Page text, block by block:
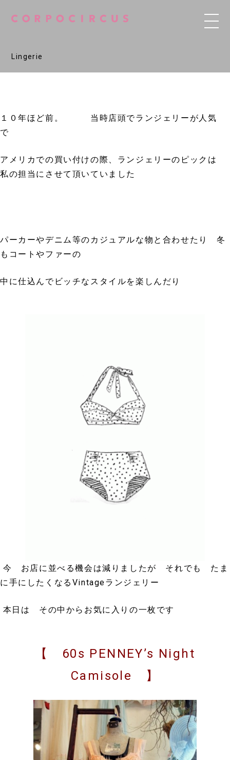
Lingerie
１０年ほど前。 当時店頭でランジェリーが人気
で
アメリカでの買い付けの際、ランジェリーのピックは
私の担当にさせて頂いていました
パーカーやデニム等のカジュアルな物と合わせたり 冬
もコートやファーの
中に仕込んでビッチなスタイルを楽しんだり
今 お店に並べる機会は減りましたが それでも たま
に手にしたくなるVintageランジェリー
本日は その中からお気に入りの一枚です
【 60s PENNEY’s Night
Camisole
】